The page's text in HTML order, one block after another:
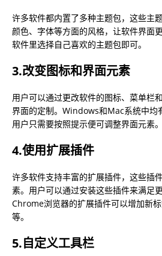
许多软件都内置了多种主题包，这些主
颜色、字体等方面的风格，让软件界面
软件里选择自己喜欢的主题包即可。
3.改变图标和界面元素
用户可以通过更改软件的图标、菜单栏
界面的定制。Windows和Mac系统中均
用户只需要按照提示便可调整界面元素。
4.使用扩展插件
许多软件支持丰富的扩展插件，这些插
素。用户可以通过安装这些插件来满足
Chrome浏览器的扩展插件可以增加新
等。
5.自定义工具栏